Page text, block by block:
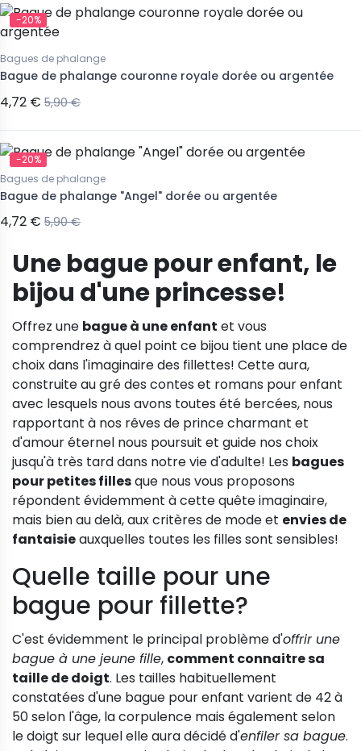
-20%
Bagues de phalange
Bague de phalange couronne royale dorée ou argentée
4,72 € 5,90 €
-20%
Bagues de phalange
Bague de phalange "Angel" dorée ou argentée
4,72 € 5,90 €
Une bague pour enfant, le
bijou d'une princesse!
Offrez une bague à une enfant et vous
comprendrez à quel point ce bijou tient une place de
choix dans l'imaginaire des fillettes! Cette aura,
construite au gré des contes et romans pour enfant
avec lesquels nous avons toutes été bercées, nous
rapportant à nos rêves de prince charmant et
d'amour éternel nous poursuit et guide nos choix
jusqu'à très tard dans notre vie d'adulte! Les bagues
pour petites fillesque nous vous proposons
répondent évidemment à cette quête imaginaire,
mais bien au delà, aux critères de mode et envies de
fantaisieauxquelles toutes les filles sont sensibles!
Quelle taille pour une
bague pour fillette?
C'est évidemment le principal problème d'offrir une
bague à une jeune fille, comment connaitre sa
taille de doigt. Les tailles habituellement
constatées d'une bague pour enfant varient de 42 à
50 selon l'âge, la corpulence mais également selon
le doigt sur lequel elle aura décidé d'enfiler sa bague.